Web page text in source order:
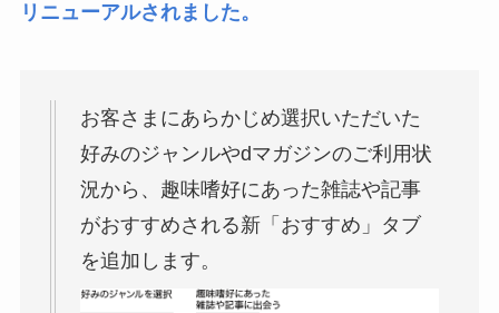
リニューアルされました。
お客さまにあらかじめ選択いただいた
好みのジャンルやdマガジンのご利用状
況から、趣味嗜好にあった雑誌や記事
がおすすめされる新「おすすめ」タブ
を追加します。